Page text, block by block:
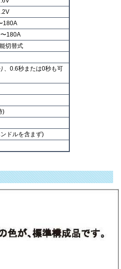
180A
180A
切替式
、0.6秒または0秒も可
)
ドルを含まず)